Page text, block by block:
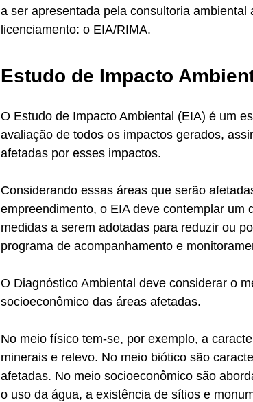
a ser apresentada pela consultoria
licenciamento: o EIA/RIMA.
Estudo de Impacto
O Estudo de Impacto Ambiental (EIA) é um
avaliação de todos os impactos gerados,
afetadas por esses impactos.
Considerando essas áreas que serão
empreendimento, o EIA deve contemplar
medidas a serem adotadas para reduzir ou
programa de acompanhamento e
O Diagnóstico Ambiental deve considerar o
socioeconômico das áreas afetadas.
No meio físico tem-se, por exemplo, a
minerais e relevo. No meio biótico são
afetadas. No meio socioeconômico são
o uso da água, a existência de sítios e